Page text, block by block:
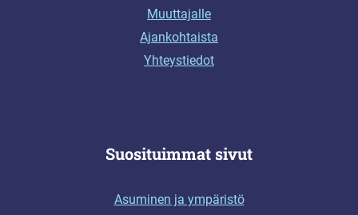
Muuttajalle
Ajankohtaista
Yhteystiedot
Suosituimmat sivut
Asuminen ja ympäristö